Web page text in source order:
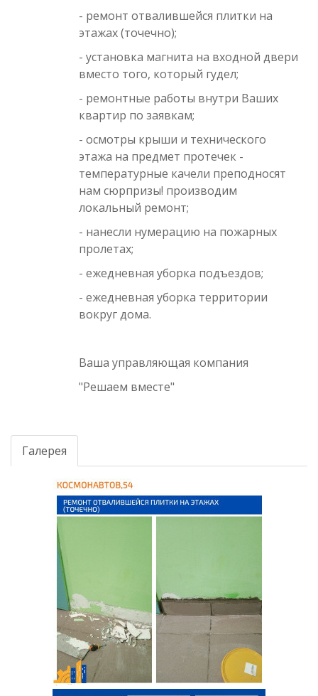
- ремонт отвалившейся плитки на
этажах (точечно);
- установка магнита на входной двери
вместо того, который гудел;
- ремонтные работы внутри Ваших
квартир по заявкам;
- осмотры крыши и технического
этажа на предмет протечек -
температурные качели преподносят
нам сюрпризы! производим
локальный ремонт;
- нанесли нумерацию на пожарных
пролетах;
- ежедневная уборка подъездов;
- ежедневная уборка территории
вокруг дома.
Ваша управляющая компания
"Решаем вместе"
Галерея